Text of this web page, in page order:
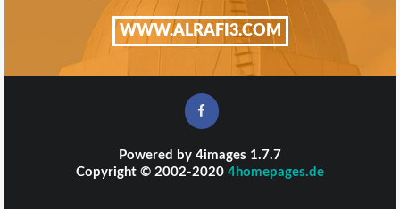
WWW.ALRAFI3.COM
Powered by 4images 1.7.7
Copyright © 2002-2020 4homepages.de